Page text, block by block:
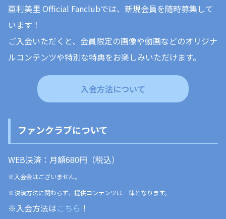
亜利美里 Official Fanclubでは、新規会員を随時募集して
います！
ご入会いただくと、会員限定の画像や動画などのオリジナ
ルコンテンツや特別な特典をお楽しみいただけます。
入会方法について
ファンクラブについて
WEB決済：月額680円（税込）
※入会金はございません。
※決済方法に関わらず、提供コンテンツは一律となります。
※入会方法はこちら ！